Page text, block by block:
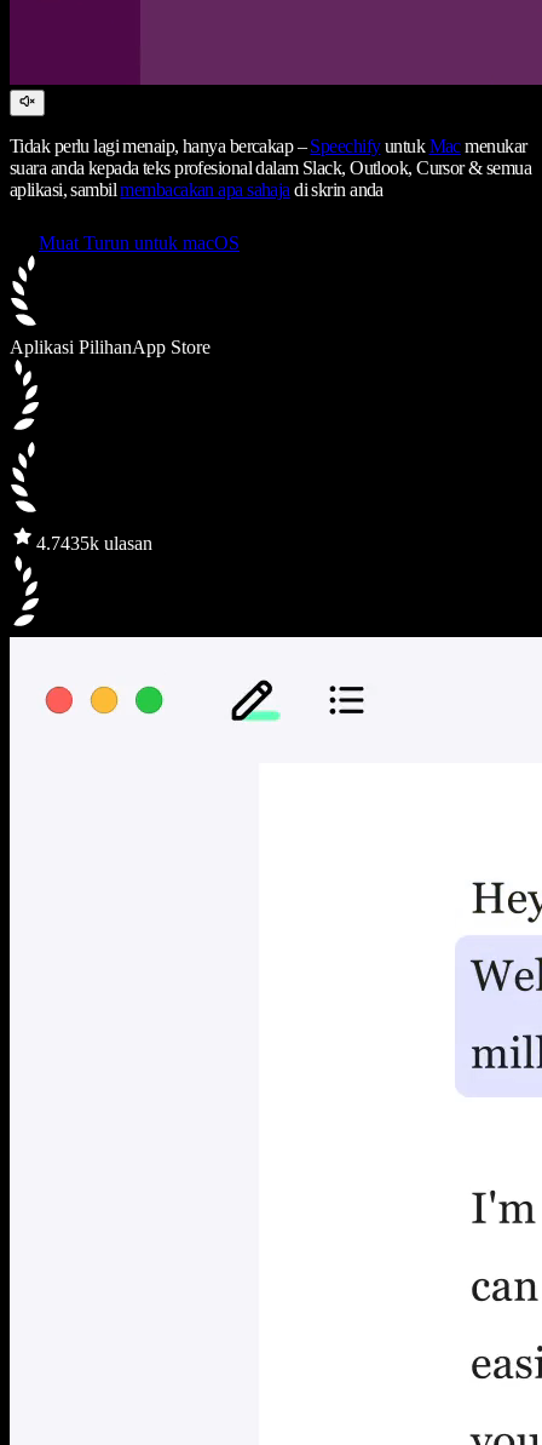
Tidak perlu lagi menaip, hanya bercakap –SpeechifyuntukMacmenukar
suara anda kepada teks profesional dalam Slack, Outlook, Cursor & semua
aplikasi, sambilmembacakan apa sahaja di skrin anda
Muat Turun untuk macOS
Aplikasi PilihanApp Store
4.7435k ulasan